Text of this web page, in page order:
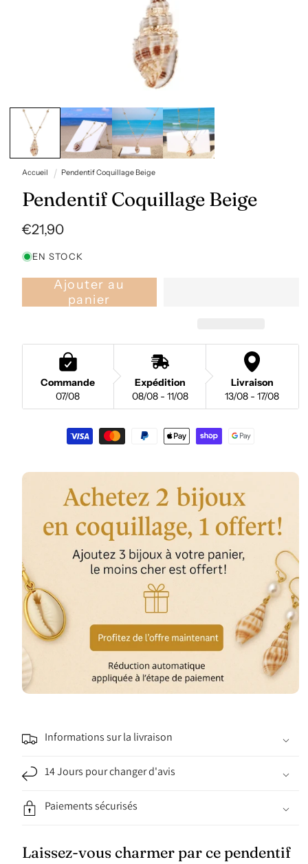
le
média
dans
une
modale
Accueil Pendentif Coquillage Beige
Pendentif Coquillage Beige
Prix
€21,90
EN STOCK
Ajouter au
panier
Commande
07/08
Expédition
08/08 - 11/08
Livraison
13/08 - 17/08
Informations sur la livraison
14 Jours pour changer d'avis
Paiements sécurisés
Laissez-vous charmer par ce pendentif